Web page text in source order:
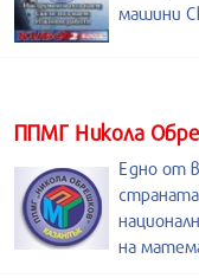
машини
ППМГ Никола
Едно от
на